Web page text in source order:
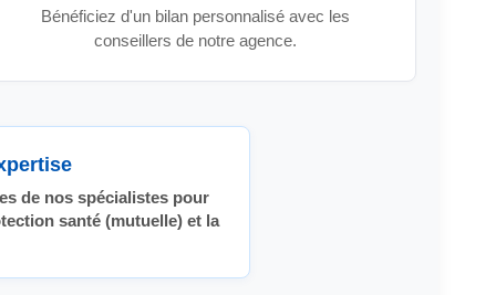
Bénéficiez d'un bilan personnalisé avec les
conseillers de notre agence.
de nos spécialistes pour
santé (mutuelle) et la